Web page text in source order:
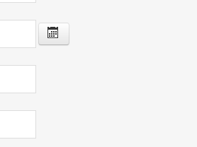
Kalender öffnen